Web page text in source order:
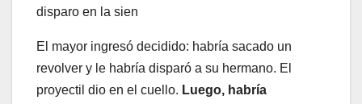
disparo en la sien
El mayor ingresó decidido: habría sacado un
revolver y le habría disparó a su hermano. El
proyectil dio en el cuello. Luego, habría